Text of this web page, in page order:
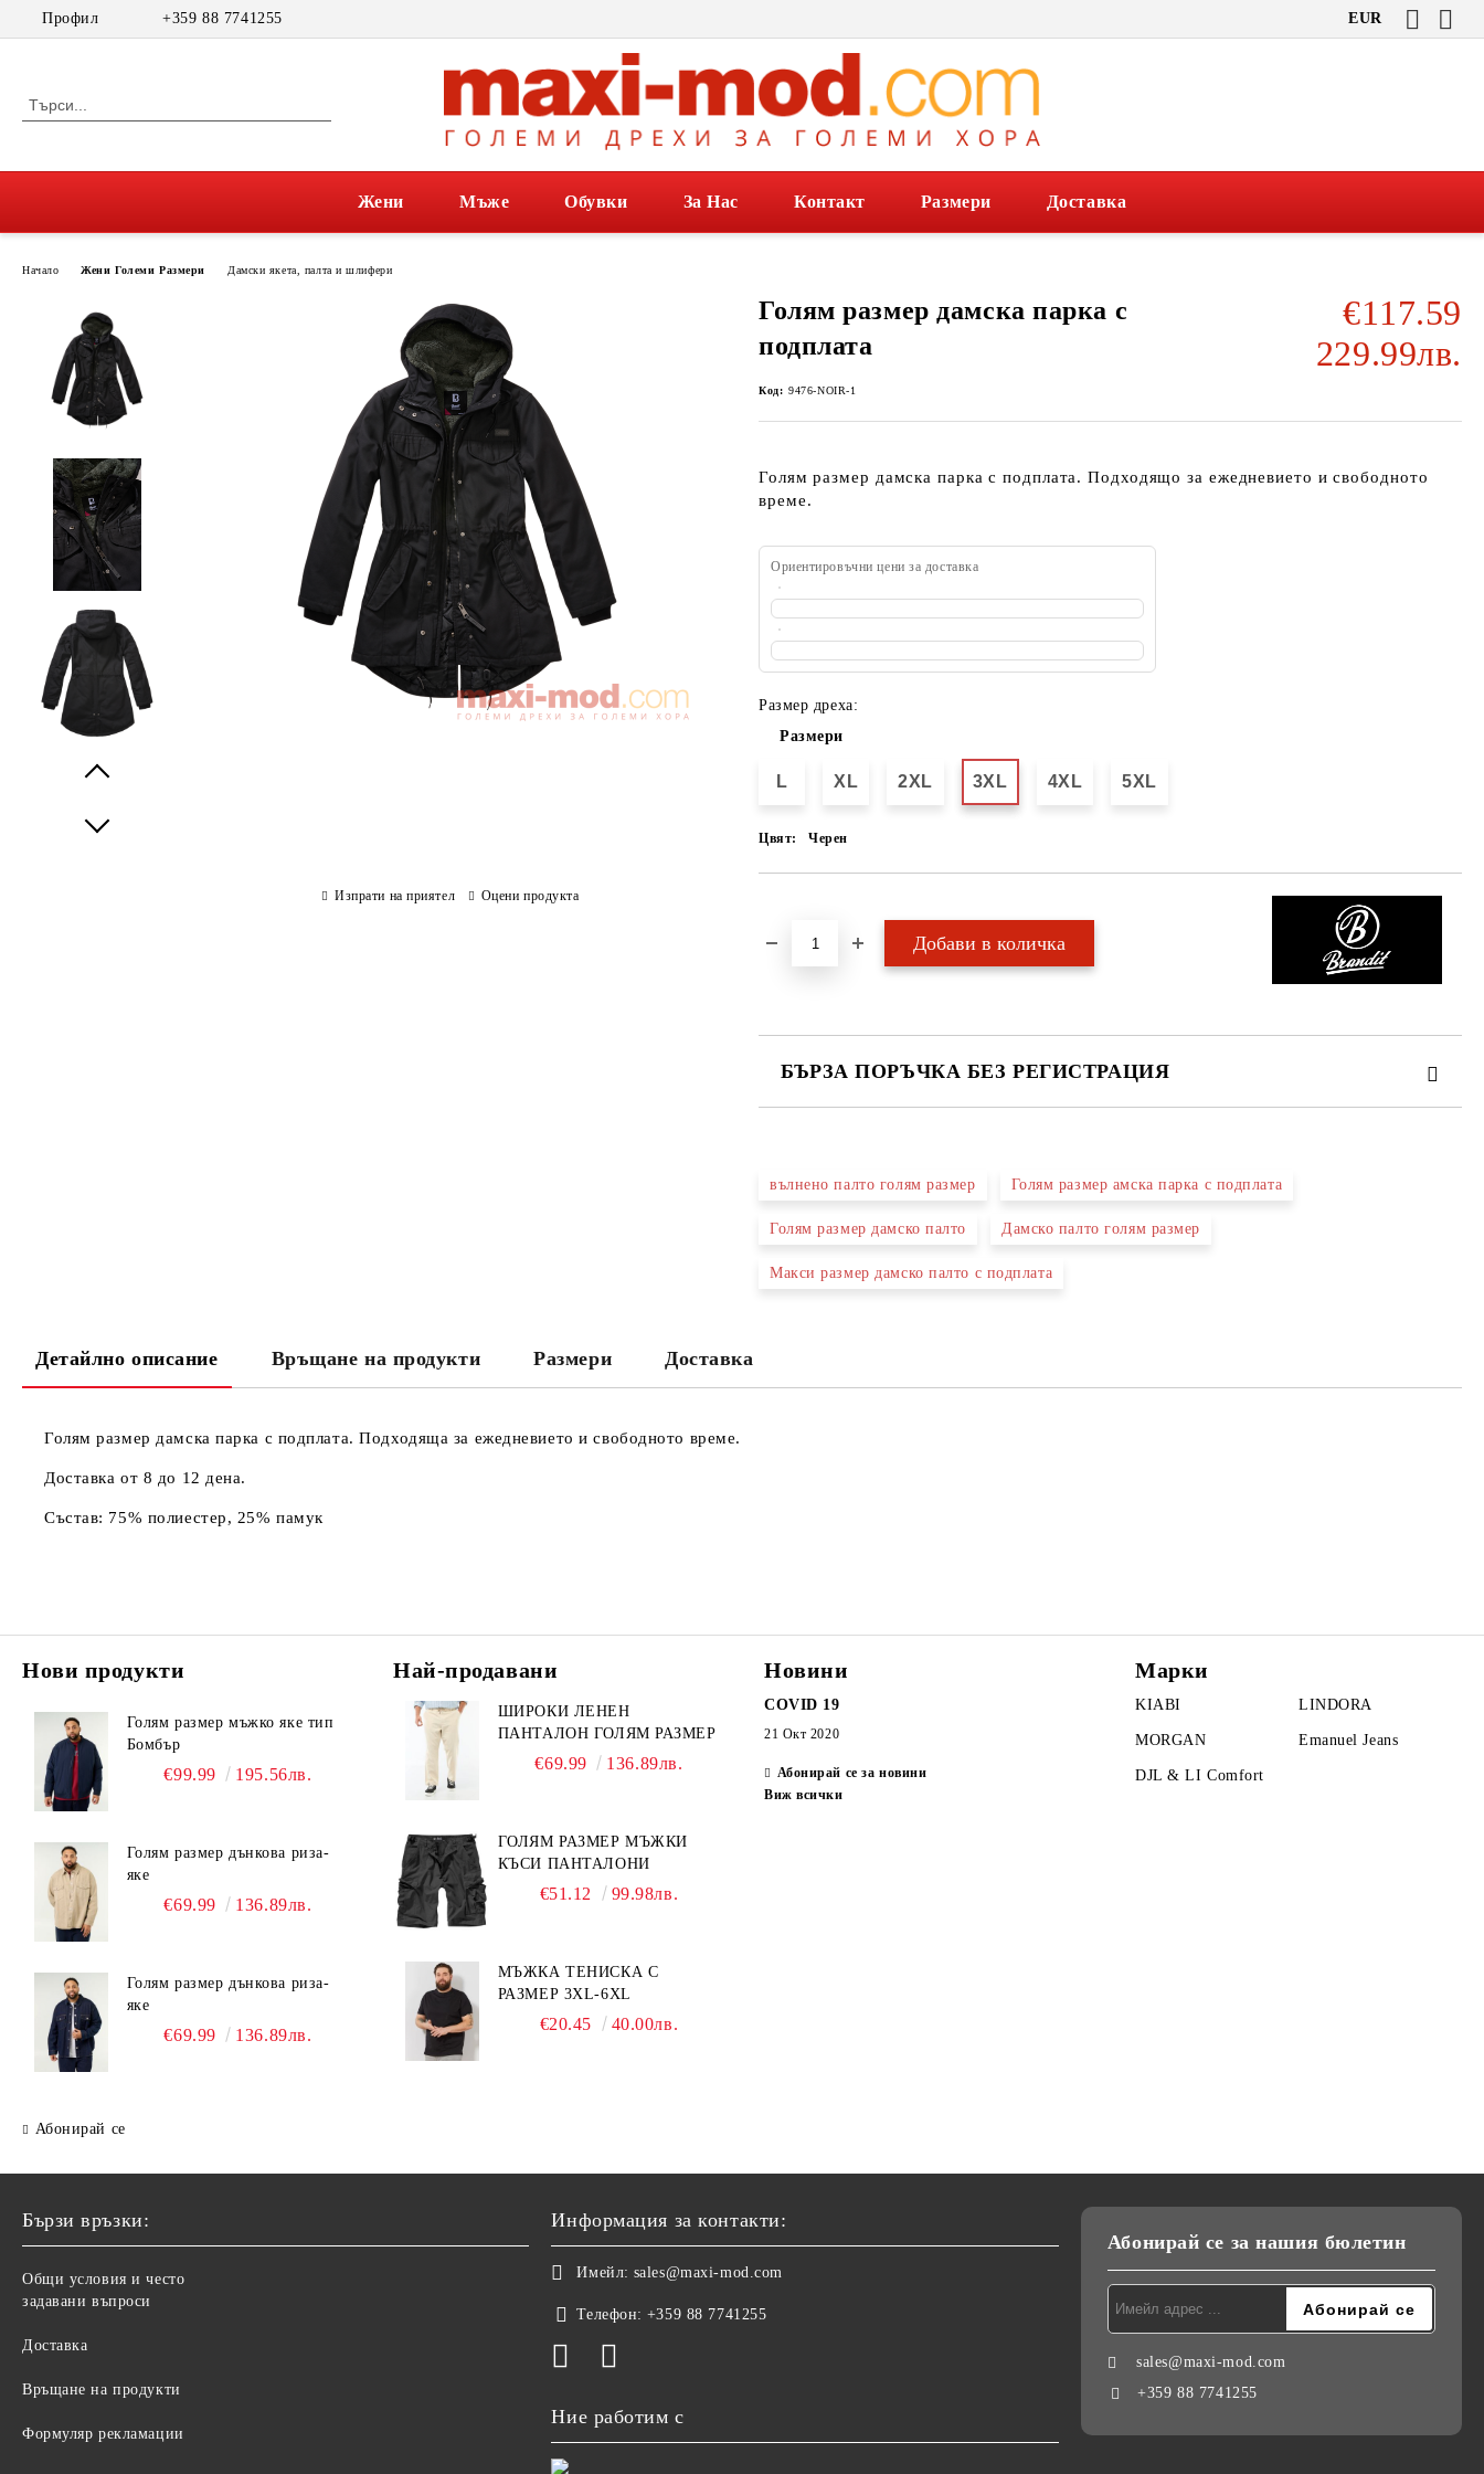
Профил +359 88 7741255 EUR
Жени Мъже Обувки За Нас Контакт Размери Доставка
Начало Жени Големи Размери Дамски якета, палта и шлифери
Голям размер дамска парка с
подплата
€117.59
229.99лв.
Код: 9476-NOIR-1
Голям размер дамска парка с подплата. Подходящо за ежедневието и свободното
време.
Ориентировъчни цени за доставка
Размер дреха:
Размери
L XL 2XL 3XL 4XL 5XL
Цвят: Черен
БЪРЗА ПОРЪЧКА БЕЗ РЕГИСТРАЦИЯ
Ние ще се свържем с вас в рамките на работния ден.
вълнено палто голям размер Голям размер амска парка с подплата
Голям размер дамско палто Дамско палто голям размер
Макси размер дамско палто с подплата
Изпрати на приятел Оцени продукта
Детайлно описание Връщане на продукти Размери Доставка
Голям размер дамска парка с подплата. Подходяща за ежедневието и свободното време.
Доставка от 8 до 12 дена.
Състав: 75% полиестер, 25% памук
Нови продукти
Голям размер мъжко яке тип
Бомбър
€99.99 195.56лв.
Голям размер дънкова риза-
яке
€69.99 136.89лв.
Голям размер дънкова риза-
яке
€69.99 136.89лв.
Абонирай се
Най-продавани
ШИРОКИ ЛЕНЕН
ПАНТАЛОН ГОЛЯМ РАЗМЕР
€69.99 136.89лв.
ГОЛЯМ РАЗМЕР МЪЖКИ
КЪСИ ПАНТАЛОНИ
€51.12 99.98лв.
МЪЖКА ТЕНИСКА С
РАЗМЕР 3XL-6XL
€20.45 40.00лв.
Новини
COVID 19
21 Окт 2020
Абонирай се за новини
Виж всички
Марки
KIABI LINDORA
MORGAN Emanuel Jeans
DJL & LI Comfort
Бързи връзки:
Общи условия и често
задавани въпроси
Доставка
Връщане на продукти
Формуляр рекламации
Информация за контакти:
Имейл: sales@maxi-mod.com
Телефон: +359 88 7741255
Ние работим с
Абонирай се за нашия бюлетин
sales@maxi-mod.com
+359 88 7741255